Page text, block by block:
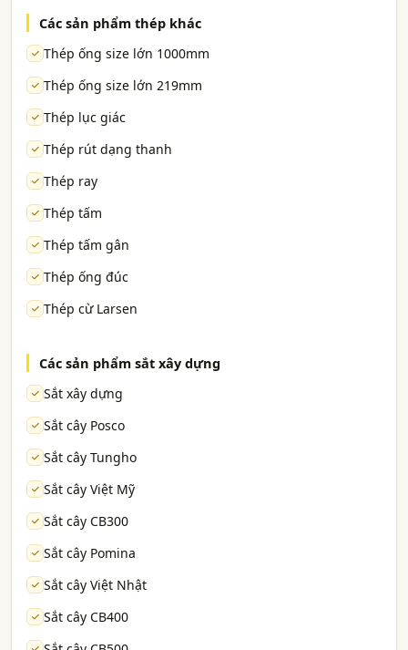
Các sản phẩm thép khác
Thép ống size lớn 1000mm
Thép ống size lớn 219mm
Thép lục giác
Thép rút dạng thanh
Thép ray
Thép tấm
Thép tấm gân
Thép ống đúc
Thép cừ Larsen
Các sản phẩm sắt xây dựng
Sắt xây dựng
Sắt cây Posco
Sắt cây Tungho
Sắt cây Việt Mỹ
Sắt cây CB300
Sắt cây Pomina
Sắt cây Việt Nhật
Sắt cây CB400